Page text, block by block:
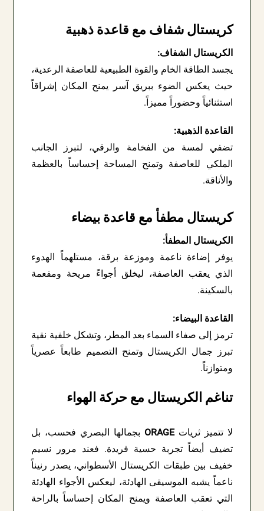
كريستال شفاف مع قاعدة ذهبية
الكريستال الشفاف:
يجسد الطاقة الخام والقوة الطبيعية للعاصفة الرعدية،
حيث يعكس الضوء ببريق آسر يمنح المكان إشراقاً
استثنائياً وحضوراً مميزاً.
القاعدة الذهبية:
تضفي لمسة من الفخامة والرقي، لتبرز الجانب
الملكي للعاصفة وتمنح المساحة إحساساً بالعظمة
والأناقة.
كريستال مطفأ مع قاعدة بيضاء
الكريستال المطفأ:
يوفر إضاءة ناعمة وموزعة برقة، مستلهماً الهدوء
الذي يعقب العاصفة، ليخلق أجواءً مريحة ومفعمة
بالسكينة.
القاعدة البيضاء:
ترمز إلى صفاء السماء بعد المطر، وتشكل خلفية نقية
تبرز جمال الكريستال وتمنح التصميم طابعاً عصرياً
ومتوازناً.
تناغم الكريستال مع حركة الهواء
لا تتميز ثرياتORAGE بجمالها البصري فحسب، بل
تضيف أيضاً تجربة حسية فريدة. فعند مرور نسيم
خفيف بين طبقات الكريستال الأسطواني، يصدر رنيناً
ناعماً يشبه الموسيقى الهادئة، ليعكس الأجواء الهادئة
التي تعقب العاصفة ويمنح المكان إحساساً بالراحة